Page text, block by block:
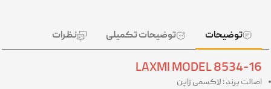
توضیحات توضیحات تکمیلی نظرات
LAXMI MODEL 8534-16
اصالت برند : لاکسمی ژاپن